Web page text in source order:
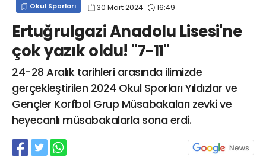
Okul Sporları 30 Mart 2024 16:49
Ertuğrulgazi Anadolu Lisesi'ne
çok yazık oldu! "7-11"
24-28 Aralık tarihleri arasında ilimizde
gerçekleştirilen 2024 Okul Sporları Yıldızlar ve
Gençler Korfbol Grup Müsabakaları zevki ve
heyecanlı müsabakalarla sona erdi.
info@spor41.com